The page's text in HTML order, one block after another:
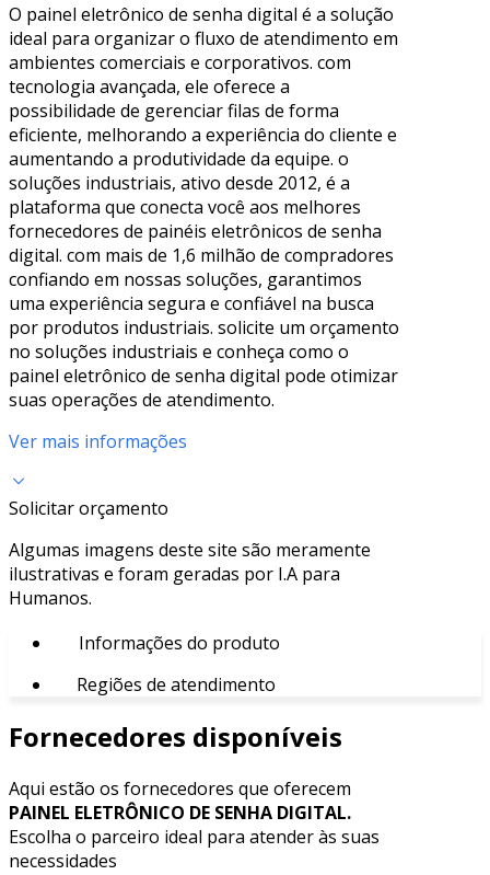
O painel eletrônico de senha digital é a solução
ideal para organizar o fluxo de atendimento em
ambientes comerciais e corporativos. com
tecnologia avançada, ele oferece a
possibilidade de gerenciar filas de forma
eficiente, melhorando a experiência do cliente e
aumentando a produtividade da equipe. o
soluções industriais, ativo desde 2012, é a
plataforma que conecta você aos melhores
fornecedores de painéis eletrônicos de senha
digital. com mais de 1,6 milhão de compradores
confiando em nossas soluções, garantimos
uma experiência segura e confiável na busca
por produtos industriais. solicite um orçamento
no soluções industriais e conheça como o
painel eletrônico de senha digital pode otimizar
suas operações de atendimento.
Ver mais informações
Solicitar orçamento
Algumas imagens deste site são meramente
ilustrativas e foram geradas por I.A para
Humanos.
Informações do produto
Regiões de atendimento
Fornecedores disponíveis
Aqui estão os fornecedores que oferecem
PAINEL ELETRÔNICO DE SENHA DIGITAL.
Escolha o parceiro ideal para atender às suas
necessidades